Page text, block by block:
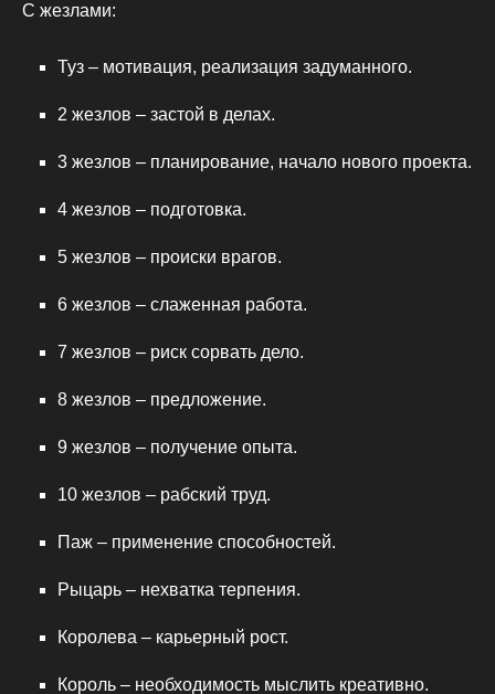
С жезлами:
Туз – мотивация, реализация задуманного.
2 жезлов – застой в делах.
3 жезлов – планирование, начало нового проекта.
4 жезлов – подготовка.
5 жезлов – происки врагов.
6 жезлов – слаженная работа.
7 жезлов – риск сорвать дело.
8 жезлов – предложение.
9 жезлов – получение опыта.
10 жезлов – рабский труд.
Паж – применение способностей.
Рыцарь – нехватка терпения.
Королева – карьерный рост.
Король – необходимость мыслить креативно.